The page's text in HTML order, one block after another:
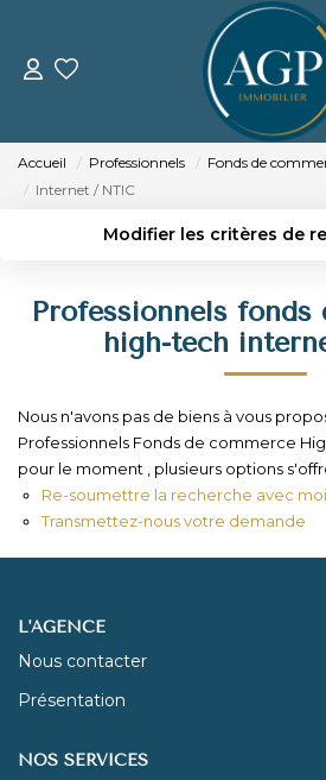
ACHETER
Estimer Votre
LOUER
GERER
NOTRE
Accueil Professionnels Fonds de
Internet / NTIC
Modifier les critères de
Sélectionnez...
Type de bien
Créer une alerte
Professionnels fonds
high-tech
Nous n'avons pas de biens à vous
Professionnels Fonds de commerce
pour le moment , plusieurs options
Re-soumettre la recherche avec
Transmettez-nous votre demande
L'AGENCE
Nous contacter
Présentation
NOS SERVICES